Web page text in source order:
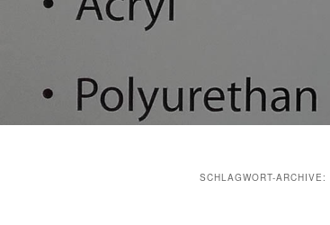
SCHLAGWORT-ARCHIVE: